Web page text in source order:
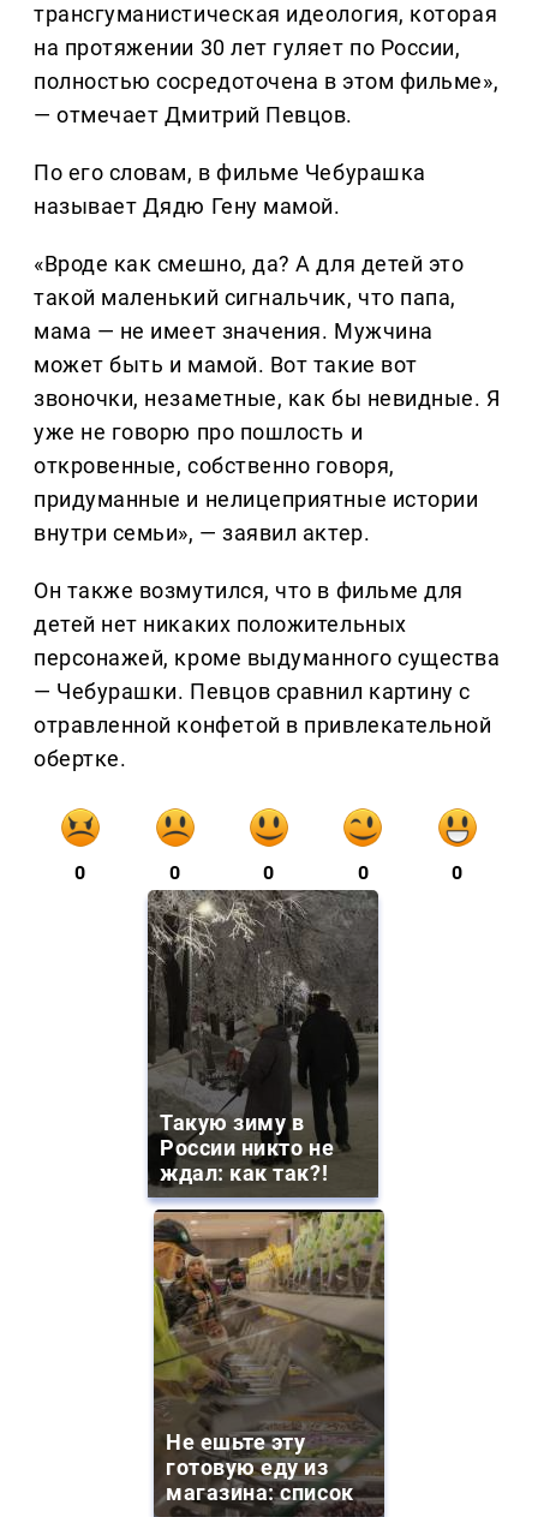
трансгуманистическая идеология, которая
на протяжении 30 лет гуляет по России,
полностью сосредоточена в этом фильме»,
— отмечает Дмитрий Певцов.
По его словам, в фильме Чебурашка
называет Дядю Гену мамой.
«Вроде как смешно, да? А для детей это
такой маленький сигнальчик, что папа,
мама — не имеет значения. Мужчина
может быть и мамой. Вот такие вот
звоночки, незаметные, как бы невидные. Я
уже не говорю про пошлость и
откровенные, собственно говоря,
придуманные и нелицеприятные истории
внутри семьи», — заявил актер.
Он также возмутился, что в фильме для
детей нет никаких положительных
персонажей, кроме выдуманного существа
— Чебурашки. Певцов сравнил картину с
отравленной конфетой в привлекательной
обертке.
0 0 0 0 0
Такую зиму в
России никто не
ждал: как так?!
Не ешьте эту
готовую еду из
магазина: список